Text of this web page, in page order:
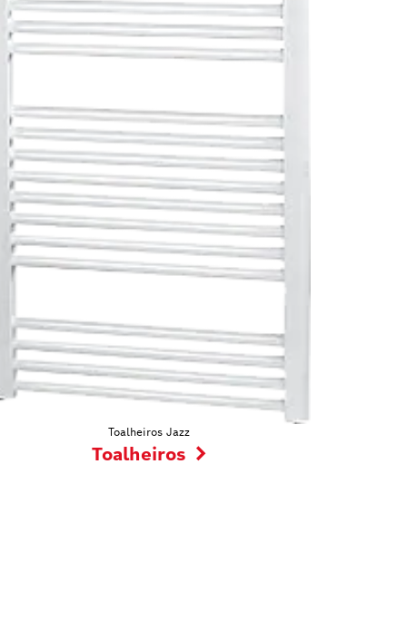
Toalheiros Jazz
Toalheiros